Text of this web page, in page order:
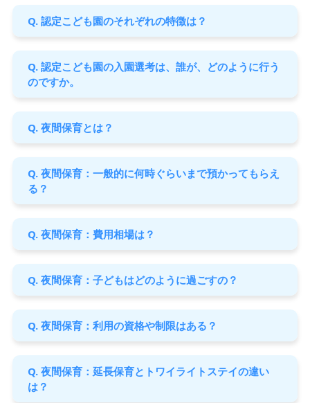
Q. 認定こども園のそれぞれの特徴は？
Q. 認定こども園の入園選考は、誰が、どのように行う
のですか。
Q. 夜間保育とは？
Q. 夜間保育：一般的に何時ぐらいまで預かってもらえ
る？
Q. 夜間保育：費用相場は？
Q. 夜間保育：子どもはどのように過ごすの？
Q. 夜間保育：利用の資格や制限はある？
Q. 夜間保育：延長保育とトワイライトステイの違い
は？